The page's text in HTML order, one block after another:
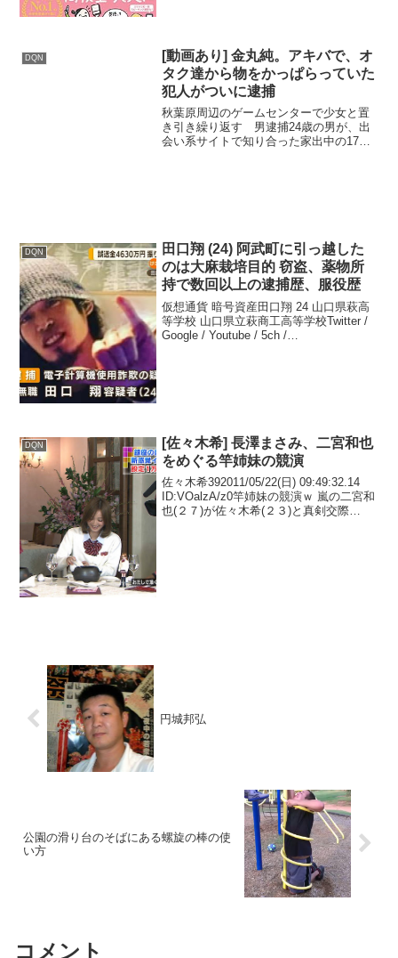
DQN
[動画あり] 金丸純。アキバで、オ
タク達から物をかっぱらっていた
犯人がついに逮捕
秋葉原周辺のゲームセンターで少女と置
き引き繰り返す 男逮捕24歳の男が、出
会い系サイトで知り合った家出中の17歳
DQN
田口翔 (24) 阿武町に引っ越した
のは大麻栽培目的 窃盗、薬物所
持で数回以上の逮捕歴、服役歴
仮想通貨 暗号資産田口翔 24 山口県萩高
等学校 山口県立萩商工高等学校Twitter /
Google / Youtube / 5ch /
DQN
[佐々木希] 長澤まさみ、二宮和也
をめぐる竿姉妹の競演
佐々木希392011/05/22(日) 09:49:32.14
ID:VOalzA/z0竿姉妹の競演ｗ 嵐の二宮和
也(２７)が佐々木希(２３)と真剣交際
円城邦弘
公園の滑り台のそばにある螺旋の棒の使
い方
コメント